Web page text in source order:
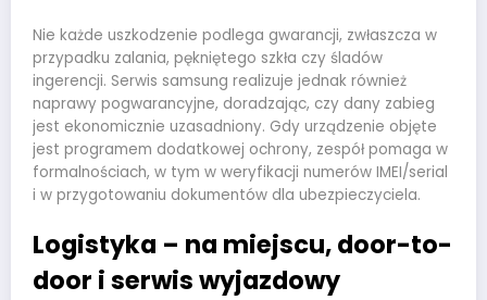
Nie każde uszkodzenie podlega gwarancji, zwłaszcza w
przypadku zalania, pękniętego szkła czy śladów
ingerencji. Serwis samsung realizuje jednak również
naprawy pogwarancyjne, doradzając, czy dany zabieg
jest ekonomicznie uzasadniony. Gdy urządzenie objęte
jest programem dodatkowej ochrony, zespół pomaga w
formalnościach, w tym w weryfikacji numerów IMEI/serial
i w przygotowaniu dokumentów dla ubezpieczyciela.
Logistyka – na miejscu, door-to-
door i serwis wyjazdowy